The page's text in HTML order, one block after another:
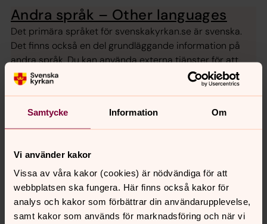
Samtycke Information Om
Vi använder kakor
Vissa av våra kakor (cookies) är nödvändiga för att
webbplatsen ska fungera. Här finns också kakor för
analys och kakor som förbättrar din användarupplevelse,
samt kakor som används för marknadsföring och när vi
Andra språk – Other languages
Det primära språket för svenskakyrkan.se är svenska.
Det finns också en del grundläggande information på
andra språk. Du kan använda externa tjänster för att
översätta hela webbplatsen till ett annat språk.
Kyrkohandboken på andra språk
Kyrkohandboken innehåller ordningar för Svenska
begravning och högmässa. Kyrkohandboken finns nu
också översatt till fyra dialekter av romska, finska,
meänkieli, nordsamiska, lulesamiska och sydsamiska. Ett
urval av kyrkohandbokens texter finns också översatta
till engelska, franska, spanska och tyska.